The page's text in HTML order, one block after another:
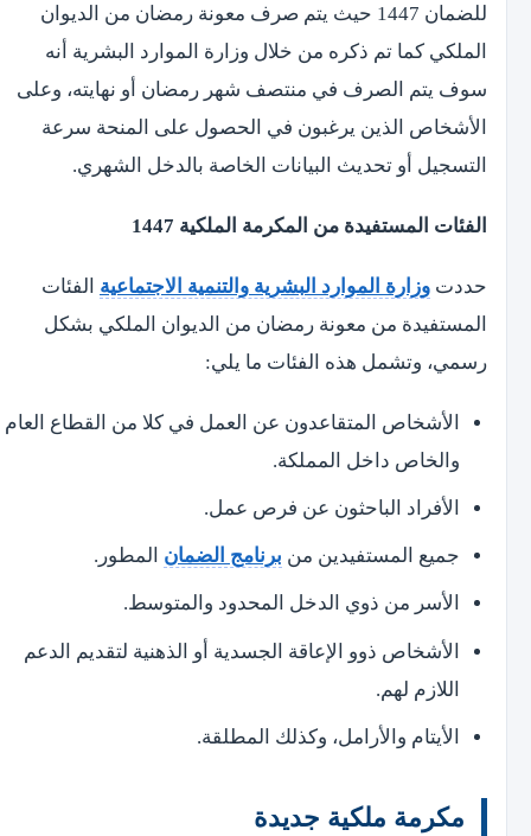
للضمان 1447 حيث يتم صرف معونة رمضان من الديوان
الملكي كما تم ذكره من خلال وزارة الموارد البشرية أنه
سوف يتم الصرف في منتصف شهر رمضان أو نهايته، وعلى
الأشخاص الذين يرغبون في الحصول على المنحة سرعة
التسجيل أو تحديث البيانات الخاصة بالدخل الشهري.
الفئات المستفيدة من المكرمة الملكية 1447
حددت وزارة الموارد البشرية والتنمية الاجتماعية الفئات
المستفيدة من معونة رمضان من الديوان الملكي بشكل
رسمي، وتشمل هذه الفئات ما يلي:
الأشخاص المتقاعدون عن العمل في كلا من القطاع العام
والخاص داخل المملكة.
الأفراد الباحثون عن فرص عمل.
جميع المستفيدين من برنامج الضمان المطور.
الأسر من ذوي الدخل المحدود والمتوسط.
الأشخاص ذوو الإعاقة الجسدية أو الذهنية لتقديم الدعم
اللازم لهم.
الأيتام والأرامل، وكذلك المطلقة.
مكرمة ملكية جديدة